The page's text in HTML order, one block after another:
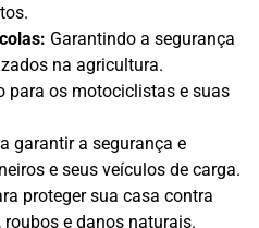
Garantindo a segurança
na agricultura.
para os motociclistas e suas
garantir a segurança e
e seus veículos de carga.
proteger sua casa contra
e danos naturais.